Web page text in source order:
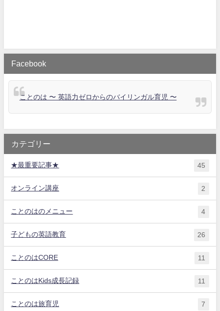
Facebook
ことのは 〜 英語力ゼロからのバイリンガル育児 〜
カテゴリー
★最重要記事★ 45
オンライン講座 2
ことのはのメニュー 4
子どもの英語教育 26
ことのはCORE 11
ことのはKids成長記録 11
ことのは旅育児 7